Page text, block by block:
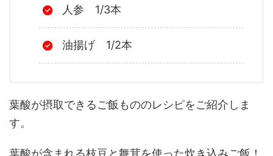
人参 1/3本
油揚げ 1/2本
葉酸が摂取できるご飯もののレシピをご紹介しま
す。
葉酸が含まれる枝豆と舞茸を使った炊き込みご飯！